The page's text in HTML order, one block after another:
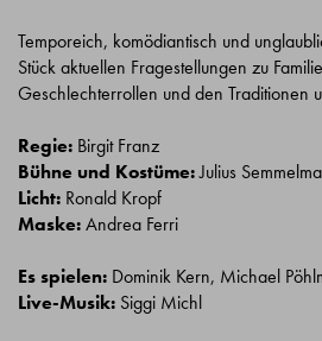
Temporeich, komödiantisch und
Stück aktuellen Fragestellungen zu
Geschlechterrollen und den Traditionen
Regie: Birgit Franz
Bühne und Kostüme:Julius
Licht: Ronald Kropf
Maske:Andrea Ferri
Es spielen: Dominik Kern, Michael
Live-Musik: Siggi Michl